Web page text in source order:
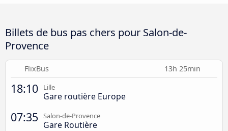
Billets de bus pas chers pour Salon-de-
Provence
FlixBus 13h 25min
18:10 Lille
Gare routière Europe
07:35 Salon-de-Provence
Gare Routière